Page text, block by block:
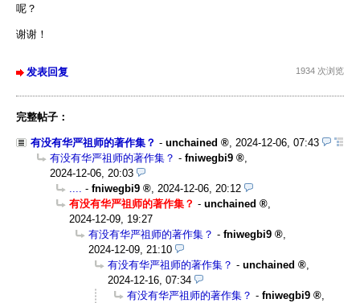
呢？
谢谢！
发表回复 1934 次浏览
完整帖子：
有没有华严祖师的著作集？ - unchained , 2024-12-06, 07:43
有没有华严祖师的著作集？ - fniwegbi9
,
2024-12-06, 20:03
.... - fniwegbi9 , 2024-12-06, 20:12
有没有华严祖师的著作集？ - unchained
,
2024-12-09, 19:27
有没有华严祖师的著作集？ - fniwegbi9
,
2024-12-09, 21:10
有没有华严祖师的著作集？ - unchained
,
2024-12-16, 07:34
有没有华严祖师的著作集？ - fniwegbi9
,